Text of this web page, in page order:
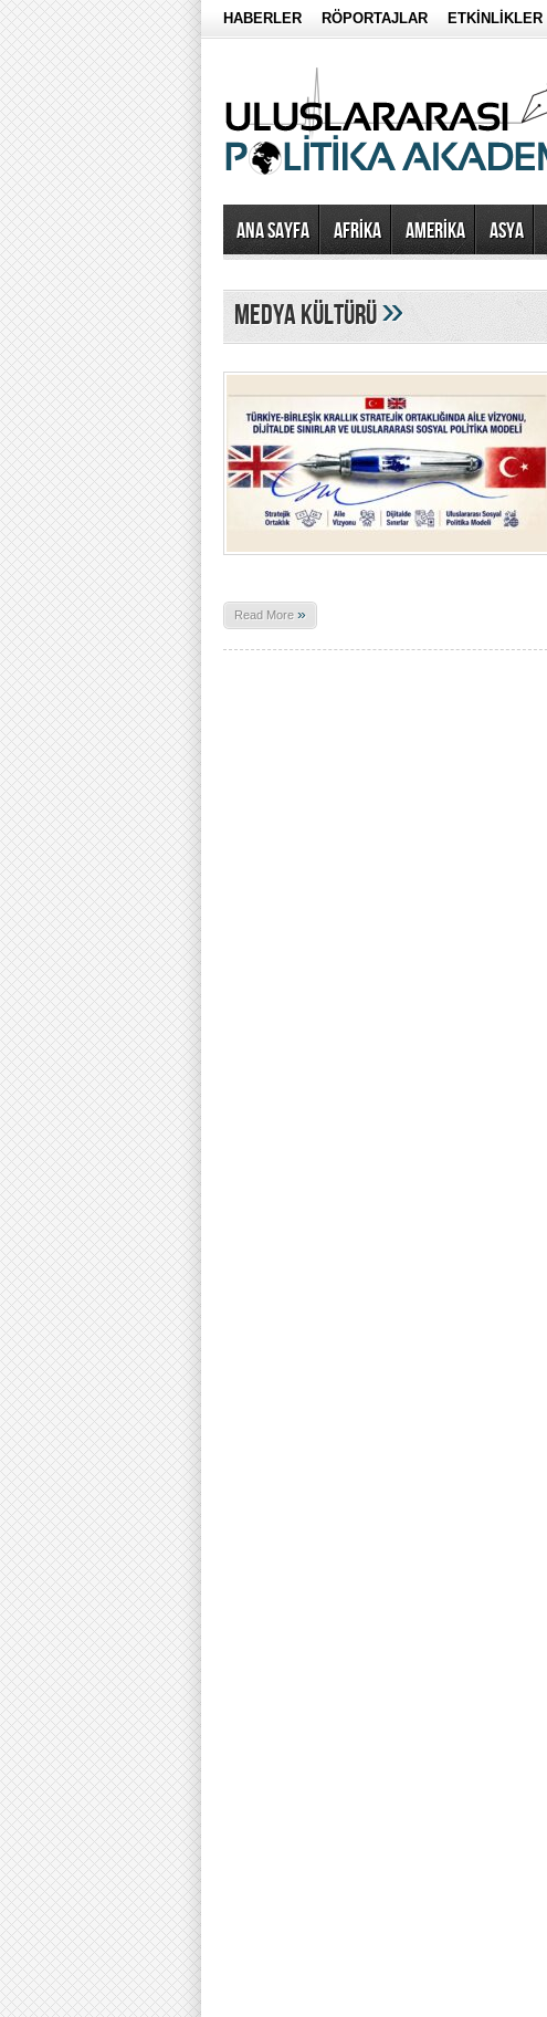
HABERLER RÖPORTAJLAR ETKİNLİKLER
Ana Sayfa AFRİKA AMERİKA ASYA
medya kültürü»
Read More »